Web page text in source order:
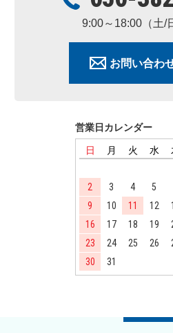
営業日カレンダー
日 月 火 水
2
3 4 5
9
10 11 12
16
17 18 19
23
24 25 26
30
31
9:00～18:00（土/
お問い合わ